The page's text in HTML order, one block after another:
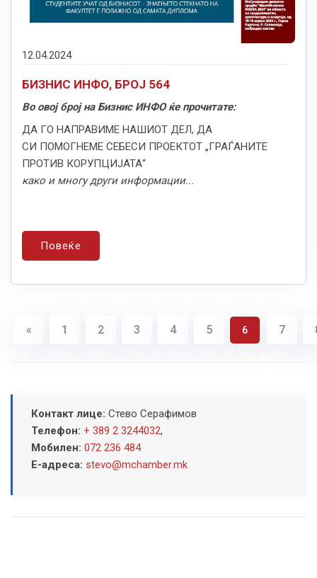
12.04.2024
БИЗНИС ИНФО, БРОЈ 564
Во овој број на Бизнис ИНФО ќе прочитате:
ДА ГО НАПРАВИМЕ НАШИОТ ДЕЛ, ДА
СИ ПОМОГНЕМЕ СЕБЕСИ ПРОЕКТОТ „ГРАЃАНИТЕ
ПРОТИВ КОРУПЦИЈАТА“
како и многу други информации...
Повеќе
« 1 2 3 4 5 6 7
Контакт лице: Стево Серафимов
Телефон: + 389 2 3244032,
Мобилен: 072 236 484
Е-адреса: stevo@mchamber.mk